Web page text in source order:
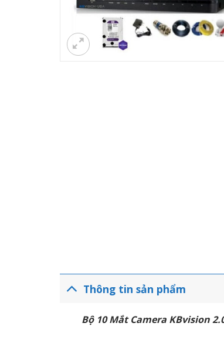
Thông tin sản phẩm
Bộ 10 Mắt Camera KBvision